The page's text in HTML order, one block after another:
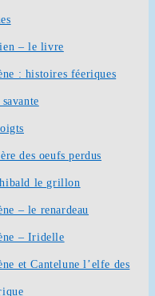
– le livre
: histoires féeriques
des oeufs perdus
le grillon
– le renardeau
– Iridelle
et Cantelune l’elfe des